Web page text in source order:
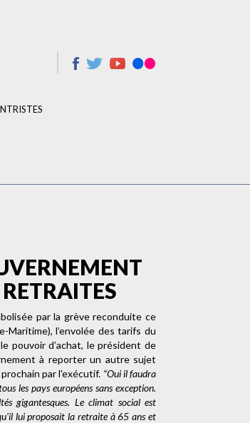
par la grève reconduite ce
Maritime), l’envolée des tarifs du
pouvoir d’achat, le président de
à reporter un autre sujet
par l'exécutif. “Oui il faudra
les pays européens sans exception.
gigantesques. Le climat social est
lui proposait la retraite à 65 ans et